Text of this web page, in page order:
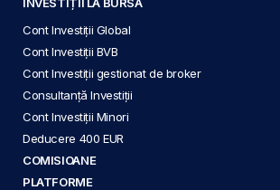
Cont Investiții Global
Cont Investiții BVB
Cont Investiții gestionat de broker
Consultanță Investiții
Cont Investiții Minori
Deducere 400 EUR
COMISIOANE
PLATFORME